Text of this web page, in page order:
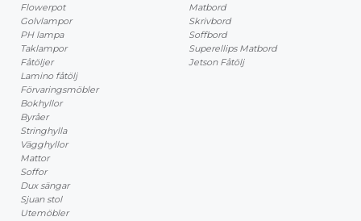
Flowerpot
Golvlampor
PH lampa
Taklampor
Fåtöljer
Lamino fåtölj
Förvaringsmöbler
Bokhyllor
Byråer
Stringhylla
Vägghyllor
Mattor
Soffor
Dux sängar
Sjuan stol
Utemöbler
Matbord
Skrivbord
Soffbord
Superellips Matbord
Jetson Fåtölj